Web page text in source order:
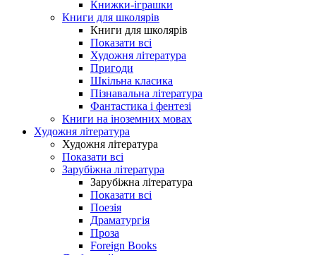
Книжки-іграшки
Книги для школярів
Книги для школярів
Показати всі
Художня література
Пригоди
Шкільна класика
Пізнавальна література
Фантастика і фентезі
Книги на іноземних мовах
Художня література
Художня література
Показати всі
Зарубіжна література
Зарубіжна література
Показати всі
Поезія
Драматургія
Проза
Foreign Books